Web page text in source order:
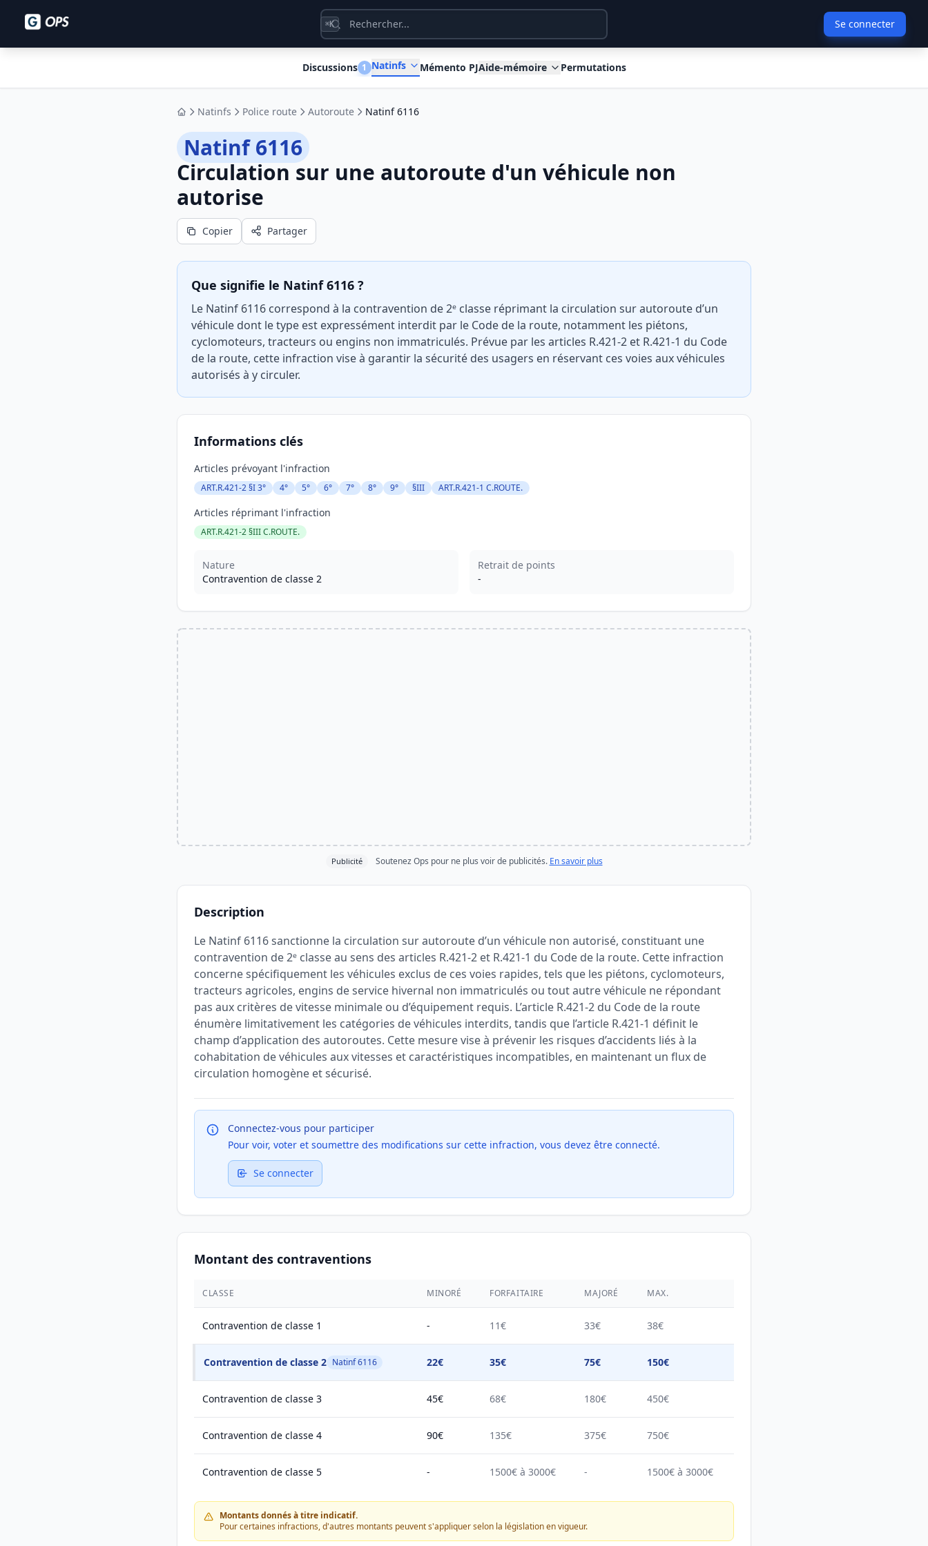
⌘K Se connecter
Discussions 1 Natinfs Mémento PJAide-mémoire Permutations
AccueilNatinfs Police route Autoroute Natinf 6116
Natinf 6116
Circulation sur une autoroute d'un véhicule non
autorise
Copier Partager
Que signifie le Natinf 6116 ?
Le Natinf 6116 correspond à la contravention de 2ᵉ classe réprimant la circulation sur autoroute d’un
véhicule dont le type est expressément interdit par le Code de la route, notamment les piétons,
cyclomoteurs, tracteurs ou engins non immatriculés. Prévue par les articles R.421-2 et R.421-1 du Code
de la route, cette infraction vise à garantir la sécurité des usagers en réservant ces voies aux véhicules
autorisés à y circuler.
Informations clés
Articles prévoyant l'infraction
ART.R.421-2 §I 3° 4° 5° 6° 7° 8° 9° §III ART.R.421-1 C.ROUTE.
Articles réprimant l'infraction
ART.R.421-2 §III C.ROUTE.
Nature
Contravention de classe 2
Retrait de points
-
Publicité Soutenez Ops pour ne plus voir de publicités. En savoir plus
Description
Le Natinf 6116 sanctionne la circulation sur autoroute d’un véhicule non autorisé, constituant une
contravention de 2ᵉ classe au sens des articles R.421-2 et R.421-1 du Code de la route. Cette infraction
concerne spécifiquement les véhicules exclus de ces voies rapides, tels que les piétons, cyclomoteurs,
tracteurs agricoles, engins de service hivernal non immatriculés ou tout autre véhicule ne répondant
pas aux critères de vitesse minimale ou d’équipement requis. L’article R.421-2 du Code de la route
énumère limitativement les catégories de véhicules interdits, tandis que l’article R.421-1 définit le
champ d’application des autoroutes. Cette mesure vise à prévenir les risques d’accidents liés à la
cohabitation de véhicules aux vitesses et caractéristiques incompatibles, en maintenant un flux de
circulation homogène et sécurisé.
Connectez-vous pour participer
Pour voir, voter et soumettre des modifications sur cette infraction, vous devez être connecté.
Se connecter
Montant des contraventions
CLASSE MINORÉ FORFAITAIRE MAJORÉ MAX.
Contravention de classe 1 - 11€ 33€ 38€
Contravention de classe 2 Natinf 6116 22€ 35€ 75€ 150€
Contravention de classe 3 45€ 68€ 180€ 450€
Contravention de classe 4 90€ 135€ 375€ 750€
Contravention de classe 5 - 1500€ à 3000€ - 1500€ à 3000€
Montants donnés à titre indicatif.
Pour certaines infractions, d'autres montants peuvent s'appliquer selon la législation en vigueur.